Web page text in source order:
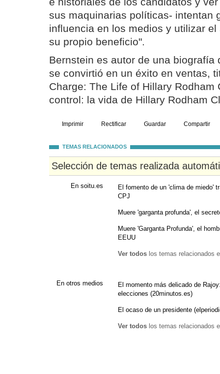
sus maquinarias políticas- intentan
influencia en los medios y utilizar
su propio beneficio".
Bernstein es autor de una biografía
se convirtió en un éxito en ventas,
Charge: The Life of Hillary Rodham
control: la vida de Hillary Rodham
Imprimir Rectificar Guardar Compartir
TEMAS RELACIONADOS
Selección de temas realizada
En soitu.es
El fomento de un 'clima de miedo'
CPJ
Muere 'garganta profunda', el
Muere 'Garganta Profunda', el
EEUU
Ver todos los temas relacionados
En otros medios
El momento más delicado de
elecciones (20minutos.es)
El ocaso de un presidente
Ver todos los temas relacionados